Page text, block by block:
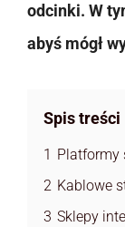
odcinki. W
abyś mógł
Spis treści
1
Platformy
2 Kablowe
3 Sklepy